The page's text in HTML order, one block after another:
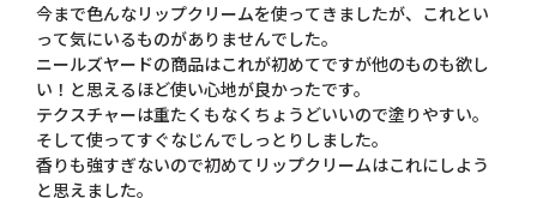
今まで色んなリップクリームを使ってきましたが、これとい
って気にいるものがありませんでした。
ニールズヤードの商品はこれが初めてですが他のものも欲し
い！と思えるほど使い心地が良かったです。
テクスチャーは重たくもなくちょうどいいので塗りやすい。
そして使ってすぐなじんでしっとりしました。
香りも強すぎないので初めてリップクリームはこれにしよう
と思えました。